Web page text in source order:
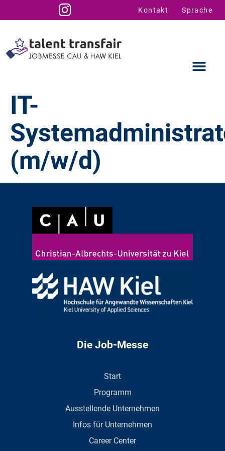
Kontakt Sprache
IT-
(m/w/d)
Die Job-Messe
Start
Programm
Ausstellende Unternehmen
Infos für Unternehmen
Career Center